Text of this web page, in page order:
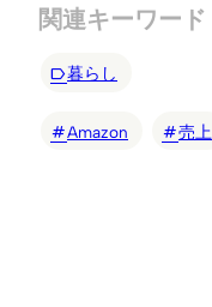
関連キーワード
暮らし
Amazon 売上